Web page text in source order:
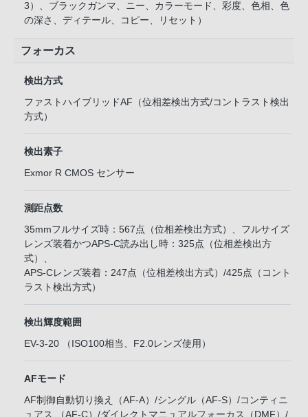
3）、ブラックガンマ、ニー、カラーモード、彩度、色相、色
の深さ、ディテール、コピー、リセット）
フォーカス
検出方式
ファストハイブリッドAF（位相差検出方式/コントラスト検出
方式）
検出素子
Exmor R CMOS センサー
測距点数
35mmフルサイズ時：567点（位相差検出方式）、フルサイズ
レンズ装着かつAPS-C読み出し時：325点（位相差検出方
式）、
APS-Cレンズ装着：247点（位相差検出方式）/425点（コント
ラスト検出方式）
検出輝度範囲
EV-3-20 （ISO100相当、F2.0レンズ使用）
AFモード
AF制御自動切り換え（AF-A）/シングル（AF-S）/コンティニ
ュアス （AF-C）/ダイレクトマニュアルフォーカス（DMF）/